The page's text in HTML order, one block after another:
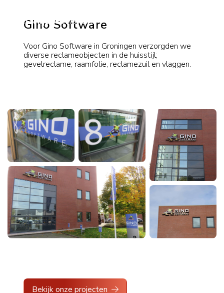
Gino Software
Voor Gino Software in Groningen verzorgden we
diverse reclameobjecten in de huisstijl;
gevelreclame, raamfolie, reclamezuil en vlaggen.
Bekijk onze projecten